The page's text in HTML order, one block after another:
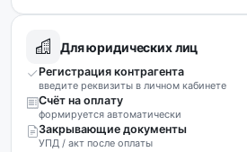
Для юридических лиц
Регистрация контрагента
введите реквизиты в личном кабинете
Счёт на оплату
формируется автоматически
Закрывающие документы
УПД / акт после оплаты